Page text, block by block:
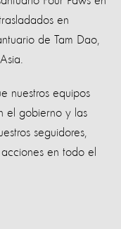
en
de Tam Dao,
nuestros equipos
el gobierno y las
seguidores,
en todo el